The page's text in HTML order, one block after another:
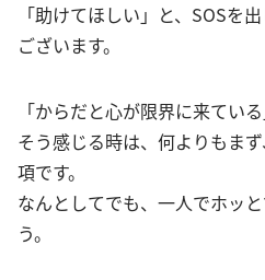
「助けてほしい」と、SOSを
ございます。
「からだと心が限界に来ている
そう感じる時は、何よりもま
項です。
なんとしてでも、一人でホッ
う。